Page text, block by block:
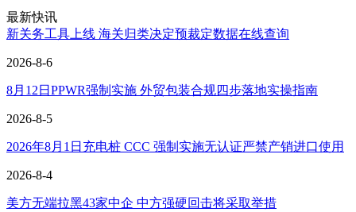
最新快讯
新关务工具上线 海关归类决定预裁定数据在线查询
2026-8-6
8月12日PPWR强制实施 外贸包装合规四步落地实操指南
2026-8-5
2026年8月1日充电桩 CCC 强制实施无认证严禁产销进口使用
2026-8-4
美方无端拉黑43家中企 中方强硬回击将采取举措